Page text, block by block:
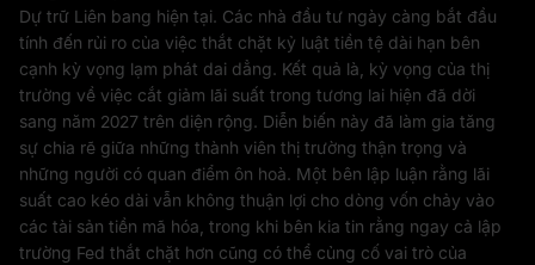
Dự trữ Liên bang hiện tại. Các nhà đầu tư ngày càng bắt đầu
tính đến rủi ro của việc thắt chặt kỷ luật tiền tệ dài hạn bên
cạnh kỳ vọng lạm phát dai dẳng. Kết quả là, kỳ vọng của thị
trường về việc cắt giảm lãi suất trong tương lai hiện đã dời
sang năm 2027 trên diện rộng. Diễn biến này đã làm gia tăng
sự chia rẽ giữa những thành viên thị trường thận trọng và
những người có quan điểm ôn hoà. Một bên lập luận rằng lãi
suất cao kéo dài vẫn không thuận lợi cho dòng vốn chảy vào
các tài sản tiền mã hóa, trong khi bên kia tin rằng ngay cả lập
trường Fed thắt chặt hơn cũng có thể củng cố vai trò của